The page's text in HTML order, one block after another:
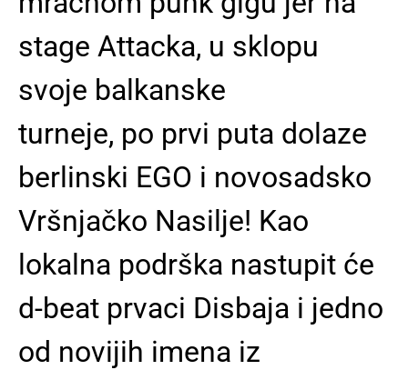
stage Attacka, u sklopu
svoje balkanske
turneje, po prvi puta dolaze
berlinski EGO i novosadsko
Vršnjačko Nasilje! Kao
lokalna podrška nastupit će
d-beat prvaci Disbaja i jedno
od novijih imena iz